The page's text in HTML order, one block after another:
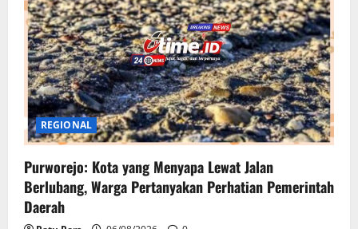
Gerhana
Matahari
Total
12
Agustus
2026?
REGIONAL
Purworejo: Kota yang Menyapa Lewat Jalan
Berlubang, Warga Pertanyakan Perhatian Pemerintah
Daerah